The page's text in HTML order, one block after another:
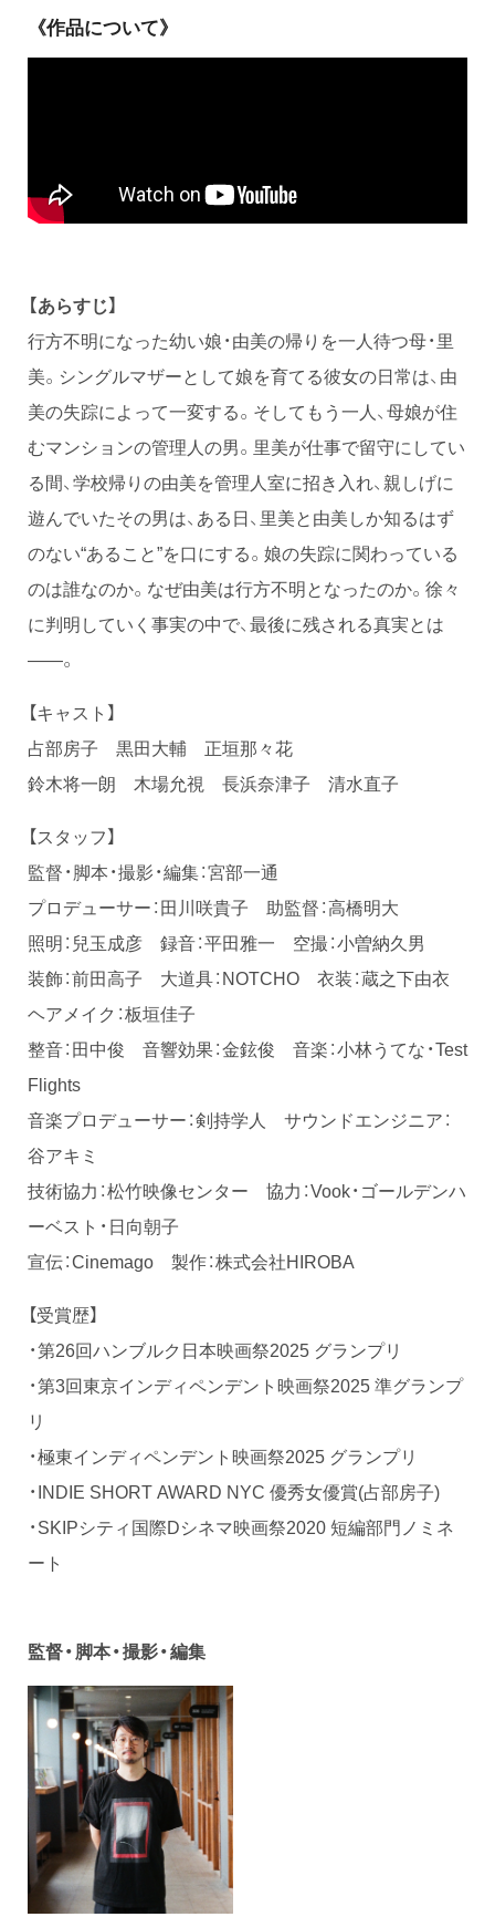
《作品について》
【あらすじ】
行方不明になった幼い娘・由美の帰りを一人待つ母・里
美。シングルマザーとして娘を育てる彼女の日常は、由
美の失踪によって一変する。そしてもう一人、母娘が住
むマンションの管理人の男。里美が仕事で留守にしてい
る間、学校帰りの由美を管理人室に招き入れ、親しげに
遊んでいたその男は、ある日、里美と由美しか知るはず
のない“あること”を口にする。娘の失踪に関わっている
のは誰なのか。なぜ由美は行方不明となったのか。徐々
に判明していく事実の中で、最後に残される真実とは
――。
【キャスト】
占部房子 黒田大輔 正垣那々花
鈴木将一朗 木場允視 長浜奈津子 清水直子
【スタッフ】
監督・脚本・撮影・編集：宮部一通
プロデューサー：田川咲貴子 助監督：高橋明大
照明：兒玉成彦 録音：平田雅一 空撮：小曽納久男
装飾：前田高子 大道具：NOTCHO 衣装：蔵之下由衣
ヘアメイク：板垣佳子
整音：田中俊 音響効果：金鉉俊 音楽：小林うてな・Test
Flights
音楽プロデューサー：剣持学人 サウンドエンジニア：
谷アキミ
技術協力：松竹映像センター 協力：Vook・ゴールデンハ
ーベスト・日向朝子
宣伝：Cinemago 製作：株式会社HIROBA
【受賞歴】
・第26回ハンブルク日本映画祭2025 グランプリ
・第3回東京インディペンデント映画祭2025 準グランプ
リ
・極東インディペンデント映画祭2025 グランプリ
・INDIE SHORT AWARD NYC 優秀女優賞(占部房子)
・SKIPシティ国際Dシネマ映画祭2020 短編部門ノミネ
ート
監督・脚本・撮影・編集